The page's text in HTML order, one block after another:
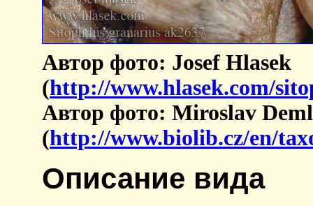
Автор фото: Josef Hlasek
(http://www.hlasek.com/
Автор фото: Miroslav Deml
(http://www.biolib.cz/en/
Описание вида